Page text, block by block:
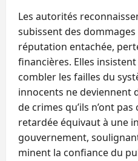
Les autorités
subissent des
réputation entachée,
financières. Elles
combler les failles du
innocents ne deviennent
de crimes qu’ils n’ont
retardée équivaut à une
gouvernement,
minent la confiance du